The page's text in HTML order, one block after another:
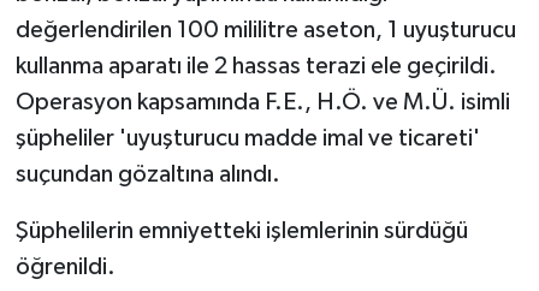
değerlendirilen 100 mililitre aseton, 1 uyuşturucu
kullanma aparatı ile 2 hassas terazi ele geçirildi.
Operasyon kapsamında F.E., H.Ö. ve M.Ü. isimli
şüpheliler 'uyuşturucu madde imal ve ticareti'
suçundan gözaltına alındı.
Şüphelilerin emniyetteki işlemlerinin sürdüğü
öğrenildi.